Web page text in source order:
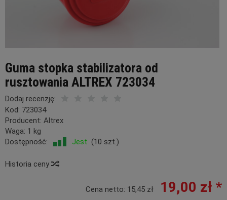
Guma stopka stabilizatora od
rusztowania ALTREX 723034
Dodaj recenzję:
Kod: 723034
Producent: Altrex
Waga: 1 kg
Dostępność:
Jest (10 szt.)
Historia ceny
Cena netto: 15,45 zł 19,00 zł *